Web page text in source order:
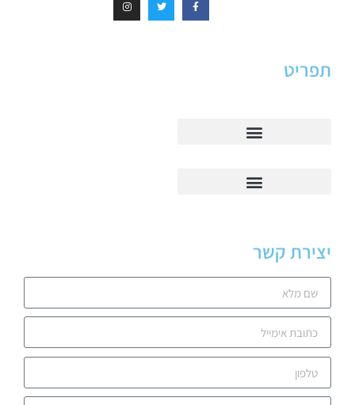
תפריט
יצירת קשר